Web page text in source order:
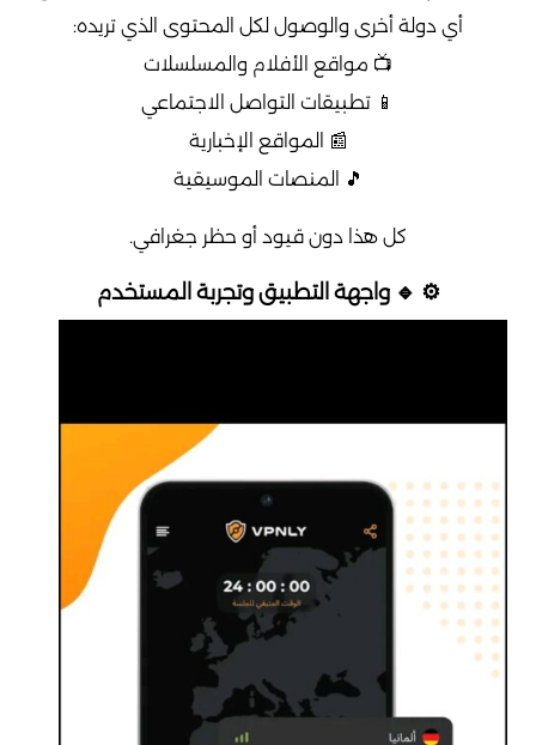
أي دولة أخرى والوصول لكل المحتوى الذي تريده:
📺 مواقع الأفلام والمسلسلات
📱 تطبيقات التواصل الاجتماعي
📰 المواقع الإخبارية
🎵 المنصات الموسيقية
كل هذا دون قيود أو حظر جغرافي.
⚙️ 🔹 واجهة التطبيق وتجربة المستخدم